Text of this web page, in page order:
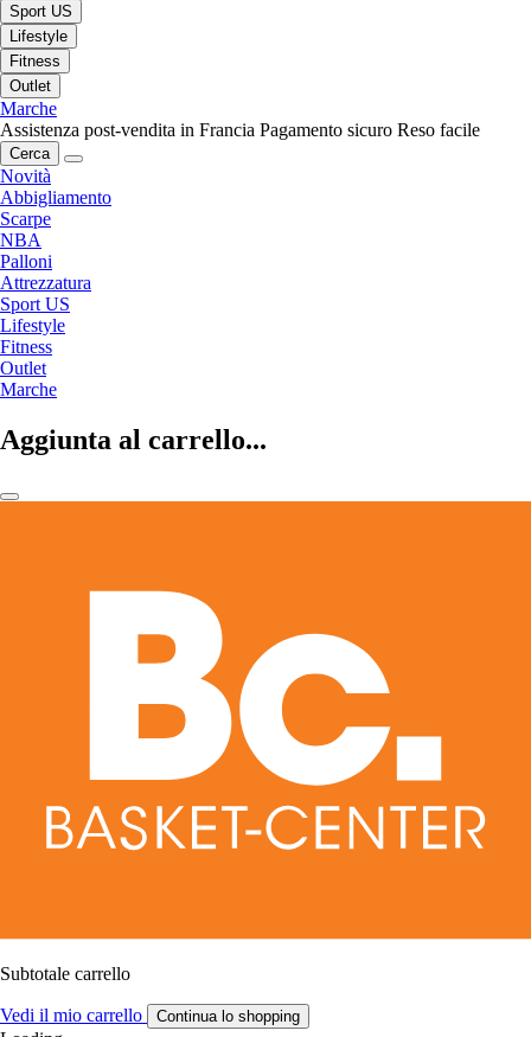
Sport US
Lifestyle
Fitness
Outlet
Marche
Assistenza post-vendita in Francia Pagamento sicuro Reso facile
Cerca
Novità
Abbigliamento
Scarpe
NBA
Palloni
Attrezzatura
Sport US
Lifestyle
Fitness
Outlet
Marche
Aggiunta al carrello...
Subtotale carrello
Vedi il mio carrello Continua lo shopping